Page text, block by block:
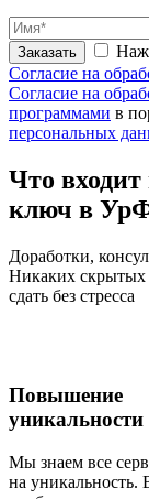
Заказать
Согласие на
Согласие на
программами в
персональных
Что входит
ключ в
Доработки,
Никаких скрытых
сдать без стресса
Повышение
уникальности
Мы знаем все
на уникальность.